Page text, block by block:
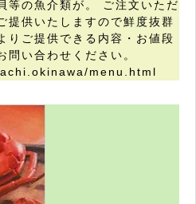
等の魚介類が。 ご注文いただ
提供いたしますので鮮度抜群
ご提供できる内容・お値段
問い合わせください。
menu.html